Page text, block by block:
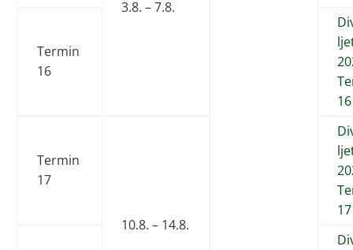
3.8. – 7.8.
Termin
16
16
Termin
17
10.8. – 14.8.
17